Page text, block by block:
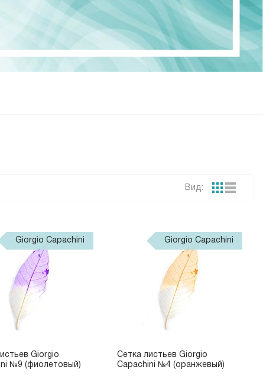
Вид:
Giorgio Capachini
Giorgio
№9 (фиолетовый)
Giorgio Capachini
Сетка листьев Giorgio
Capachini №4 (оранжевый)